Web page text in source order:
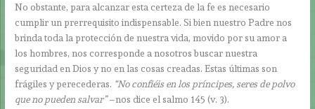
No obstante, para alcanzar esta certeza de la fe es necesario
cumplir un prerrequisito indispensable. Si bien nuestro Padre nos
brinda toda la protección de nuestra vida, movido por su amor a
los hombres, nos corresponde a nosotros buscar nuestra
seguridad en Dios y no en las cosas creadas. Estas últimas son
frágiles y perecederas. “No confiéis en los príncipes, seres de polvo
que no pueden salvar”–nos dice el salmo 145 (v. 3).